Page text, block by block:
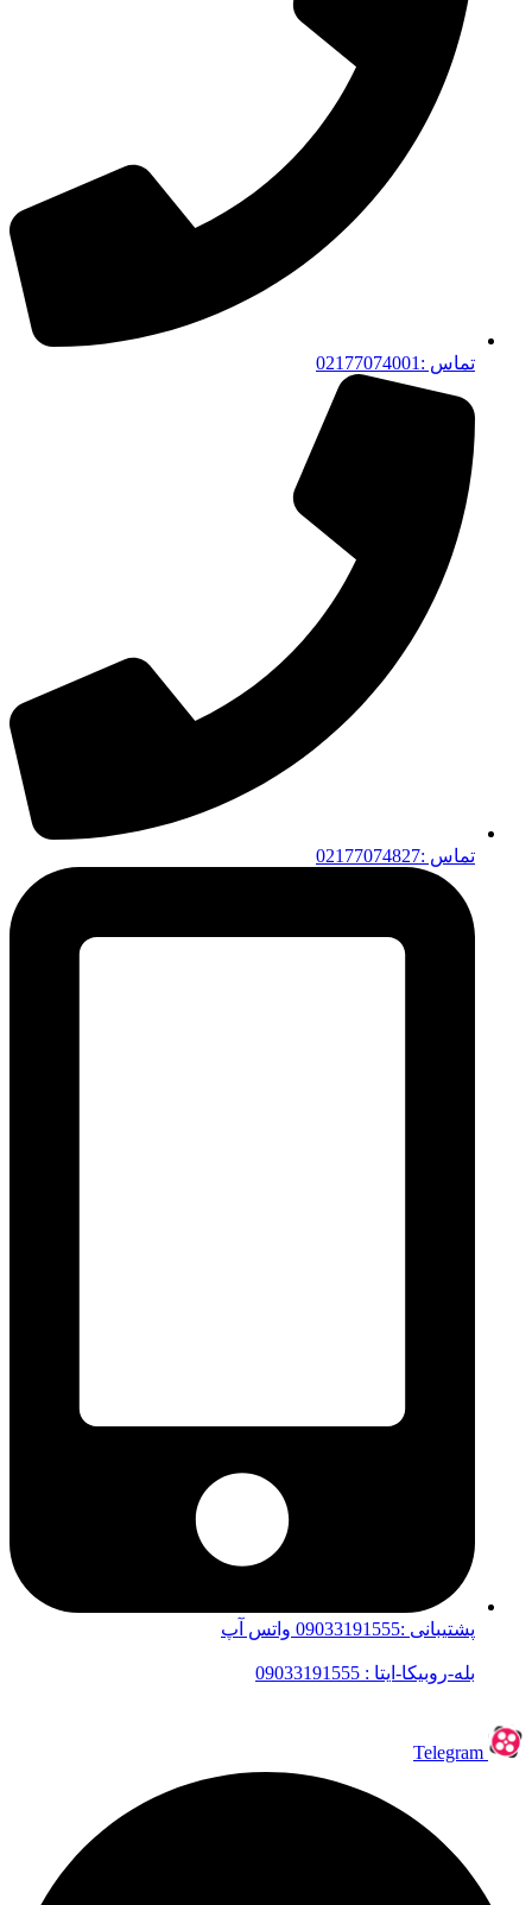
تماس :02177074001
تماس :02177074827
پشتیبانی :09033191555 واتس آپ
بله-روبیکا-ایتا : 09033191555
Telegram